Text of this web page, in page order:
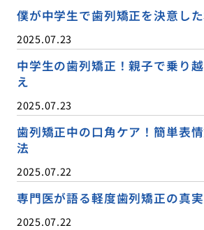
僕が中学生で歯列矯正を決意し
2025.07.23
中学生の歯列矯正！親子で乗り
え
2025.07.23
歯列矯正中の口角ケア！簡単表
法
2025.07.22
専門医が語る軽度歯列矯正の真実
2025.07.22